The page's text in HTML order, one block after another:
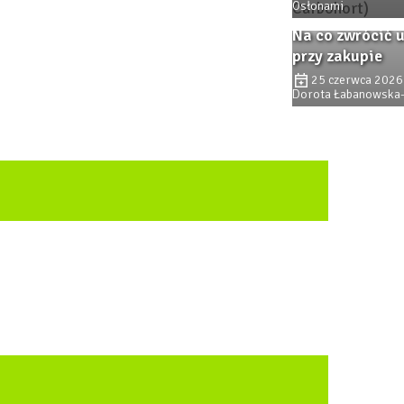
25 czerwca 2026
Dorota